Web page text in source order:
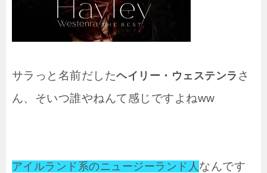
サラっと名前だしたヘイリー・ウェステンラ さ
ん、そいつ誰やねんて感じですよねww
アイルランド系のニュージーランド人 なんです